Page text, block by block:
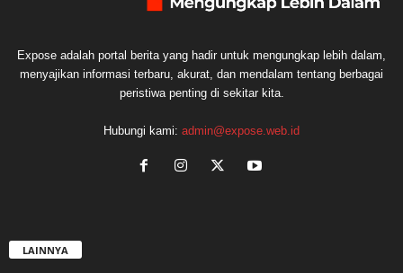
Expose adalah portal berita yang hadir untuk mengungkap lebih dalam,
menyajikan informasi terbaru, akurat, dan mendalam tentang berbagai
peristiwa penting di sekitar kita.
Hubungi kami: admin@expose.web.id
LAINNYA